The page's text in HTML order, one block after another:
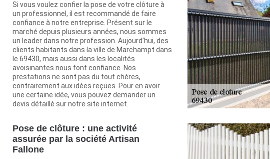
Si vous voulez confier la pose de votre clôture à
un professionnel, il est recommandé de faire
confiance à notre entreprise. Présent sur le
marché depuis plusieurs années, nous sommes
un leader dans notre profession. Aujourd’hui, des
clients habitants dans la ville de Marchampt dans
le 69430, mais aussi dans les localités
avoisinantes nous font confiance. Nos
prestations ne sont pas du tout chères,
contrairement aux idées reçues. Pour en avoir
une certaine idée, vous pouvez demander un
devis détaillé sur notre site internet.
Pose de clôture : une activité
assurée par la société Artisan
Fallone